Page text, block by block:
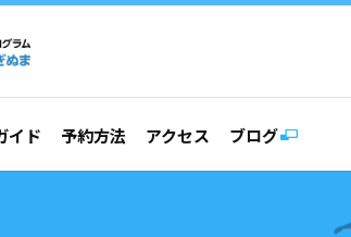
イド 予約方法 アクセス ブログ